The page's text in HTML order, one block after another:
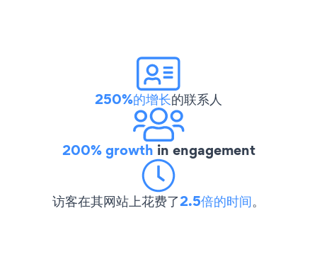
250%的增长的联系人
200% growth in engagement
访客在其网站上花费了2.5倍的时间。